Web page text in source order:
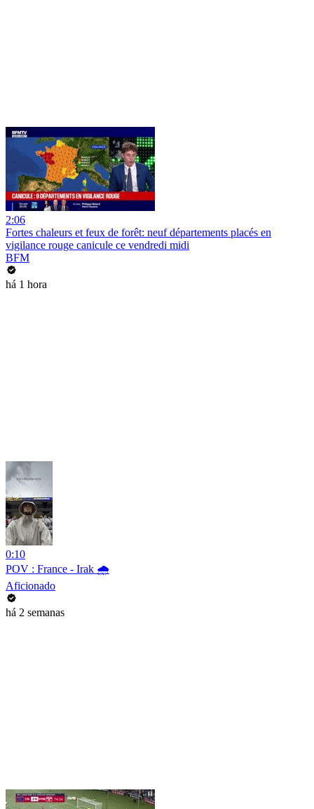
2:06
Fortes chaleurs et feux de forêt: neuf départements placés en
vigilance rouge canicule ce vendredi midi
BFM
há 1 hora
0:10
POV : France - Irak 🌧️
Aficionado
há 2 semanas